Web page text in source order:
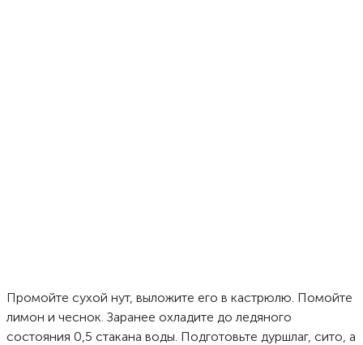
Промойте сухой нут, выложите его в кастрюлю. Помойте
лимон и чеснок. Заранее охладите до ледяного
состояния 0,5 стакана воды. Подготовьте дуршлаг, сито, а